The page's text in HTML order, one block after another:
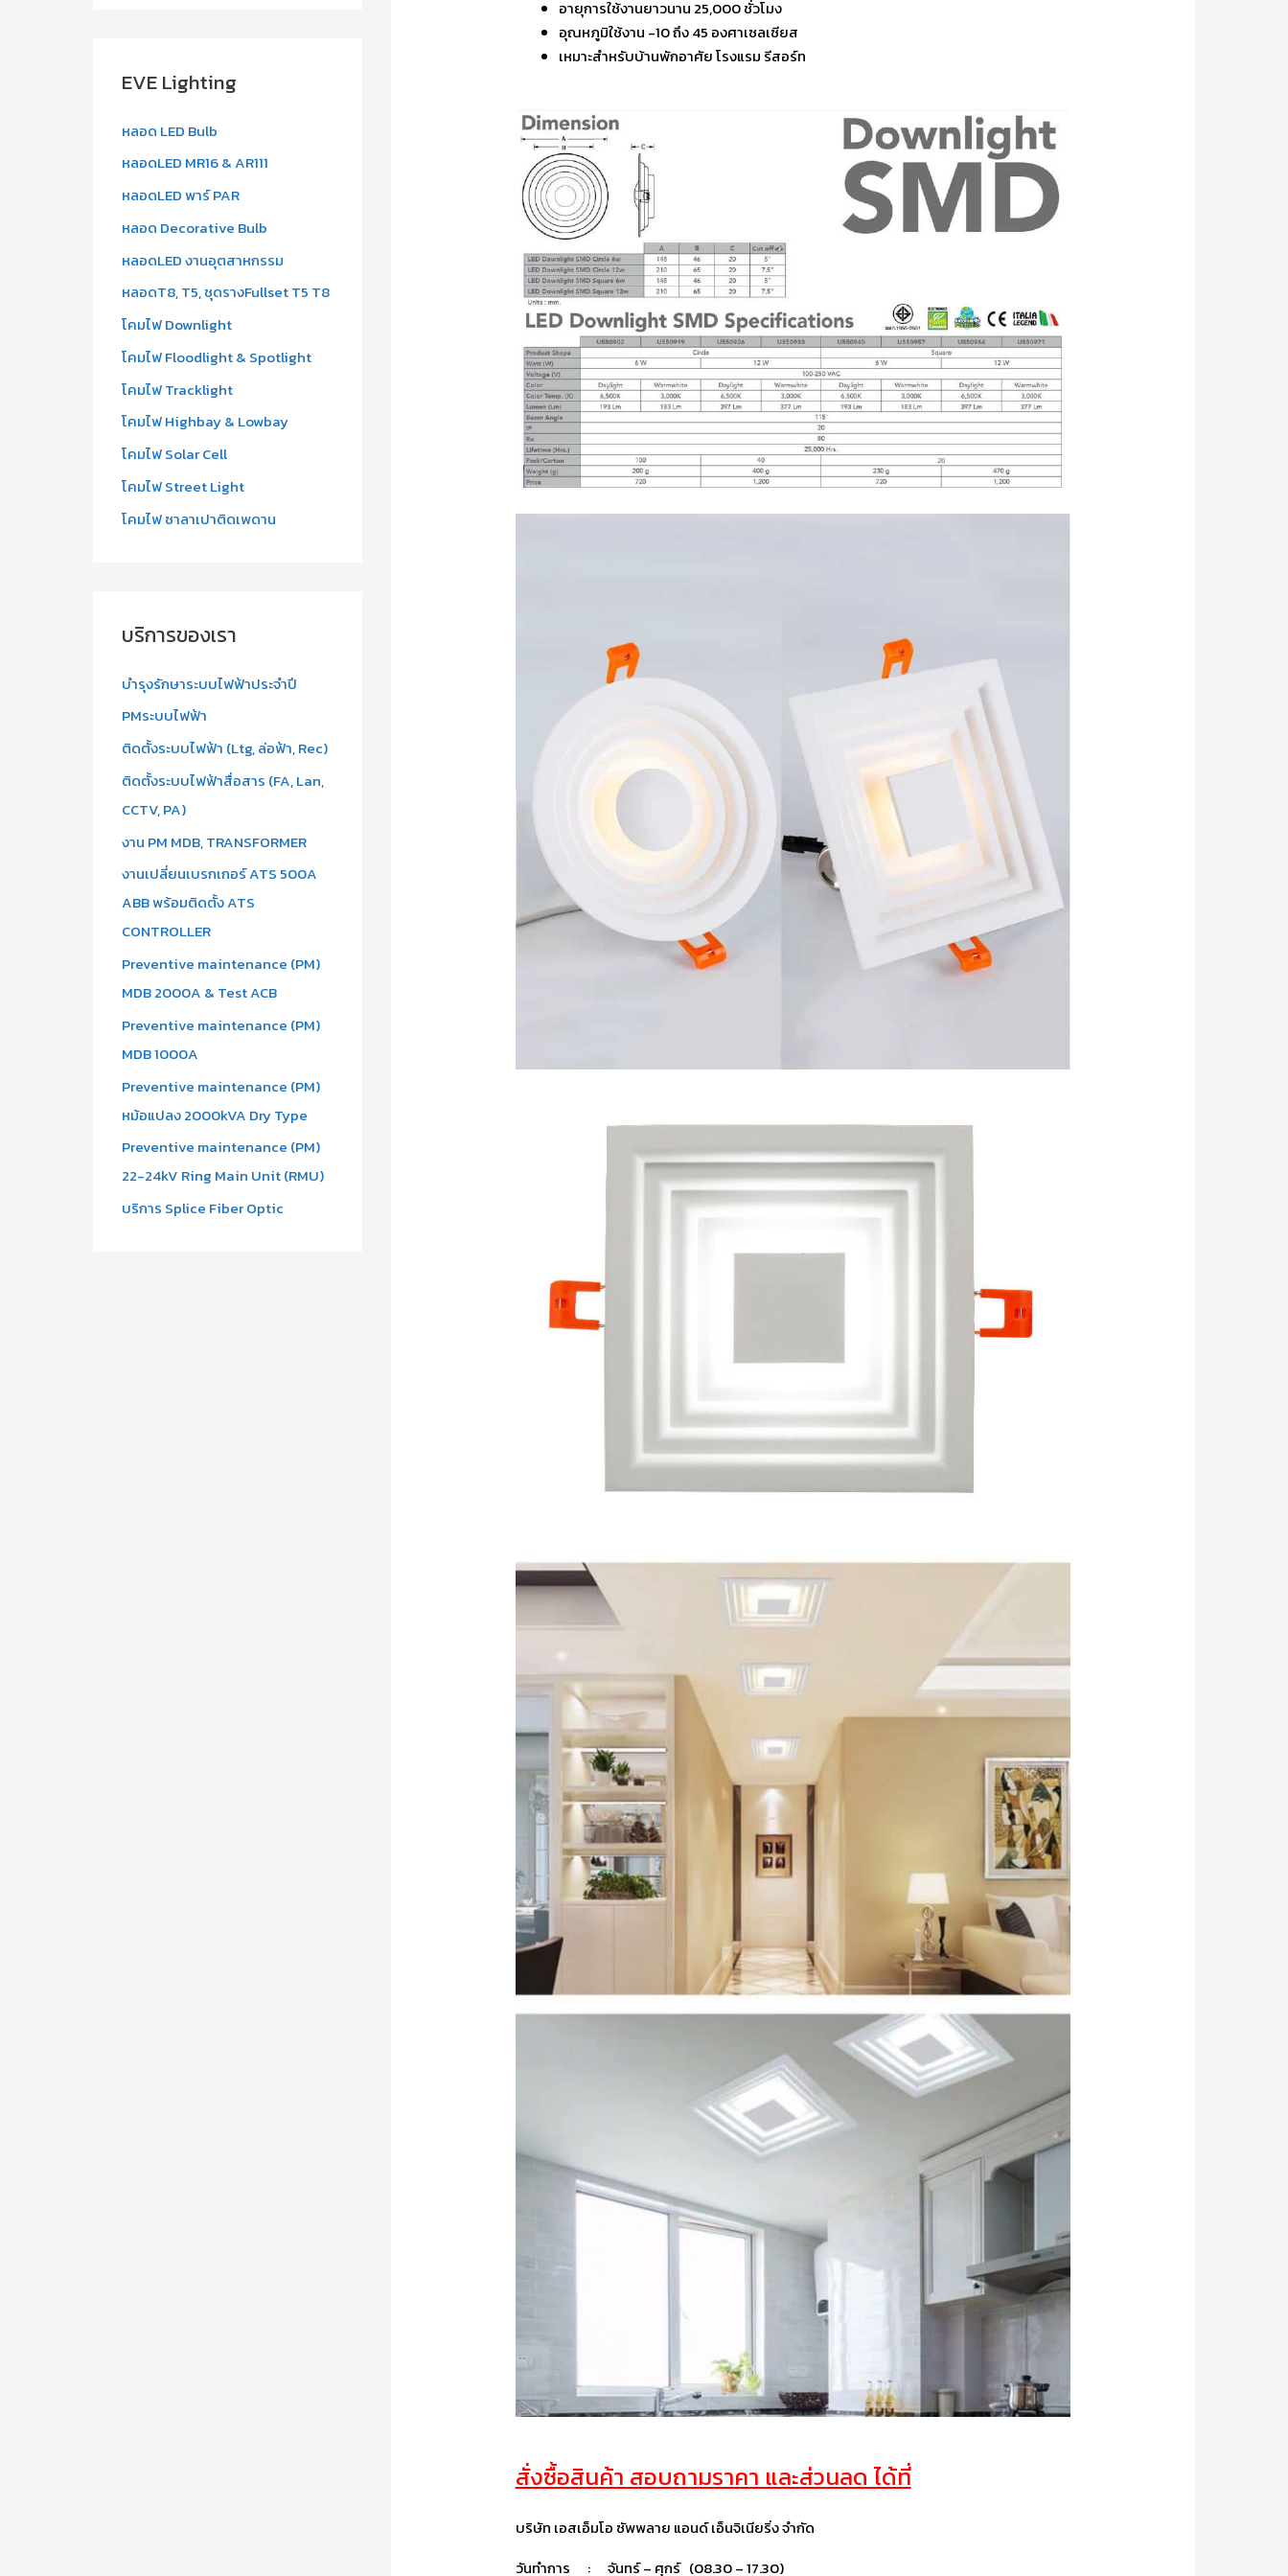
c
f
o
r
EVE Lighting
หลอด LED Bulb
หลอดLED MR16 & AR111
หลอดLED พาร์ PAR
หลอด Decorative Bulb
หลอดLED งานอุตสาหกรรม
หลอดT8, T5, ชุดรางFullset T5 T8
โคมไฟ Downlight
โคมไฟ Floodlight & Spotlight
โคมไฟ Tracklight
โคมไฟ Highbay & Lowbay
โคมไฟ Solar Cell
โคมไฟ Street Light
โคมไฟ ซาลาเปาติดเพดาน
บริการของเรา
บำรุงรักษาระบบไฟฟ้าประจำปี
PMระบบไฟฟ้า
ติดตั้งระบบไฟฟ้า (Ltg, ล่อฟ้า, Rec)
ติดตั้งระบบไฟฟ้าสื่อสาร (FA, Lan,
CCTV, PA)
งาน PM MDB, TRANSFORMER
งานเปลี่ยนเบรกเกอร์ ATS 500A
ABB พร้อมติดตั้ง ATS
CONTROLLER
Preventive maintenance (PM)
MDB 2000A & Test ACB
Preventive maintenance (PM)
MDB 1000A
Preventive maintenance (PM)
หม้อแปลง 2000kVA Dry Type
Preventive maintenance (PM)
22-24kV Ring Main Unit (RMU)
บริการ Splice Fiber Optic
อายุการใช้งานยาวนาน 25,000 ชั่วโมง
อุณหภูมิใช้งาน -10 ถึง 45 องศาเซลเซียส
เหมาะสำหรับบ้านพักอาศัย โรงแรม รีสอร์ท
สั่งซื้อสินค้า สอบถามราคา และส่วนลด ได้ที่
บริษัท เอสเอ็มโอ ซัพพลาย แอนด์ เอ็นจิเนียริ่ง จำกัด
วันทำการ : จันทร์ – ศุกร์ (08.30 – 17.30)